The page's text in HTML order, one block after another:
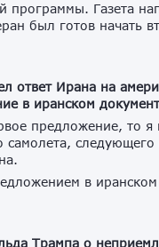
программы. Газета
был готов начать
ответ Ирана на
в иранском
предложение, то
самолета,
в иранском
Трампа о